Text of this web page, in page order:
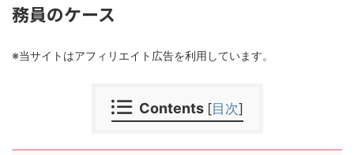
務員のケース
※当サイトはアフィリエイト広告を利用しています。
Contents [目次]